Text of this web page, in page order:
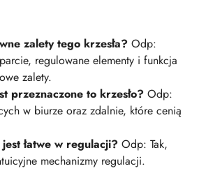
zalety tego krzesła? Odp:
regulowane elementy i funkcja
zalety.
przeznaczone to krzesło? Odp:
w biurze oraz zdalnie, które cenią
jest łatwe w regulacji? Odp: Tak,
mechanizmy regulacji.